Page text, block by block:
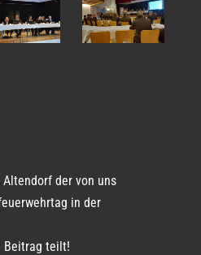
der von uns
in der
Beitrag teilt!